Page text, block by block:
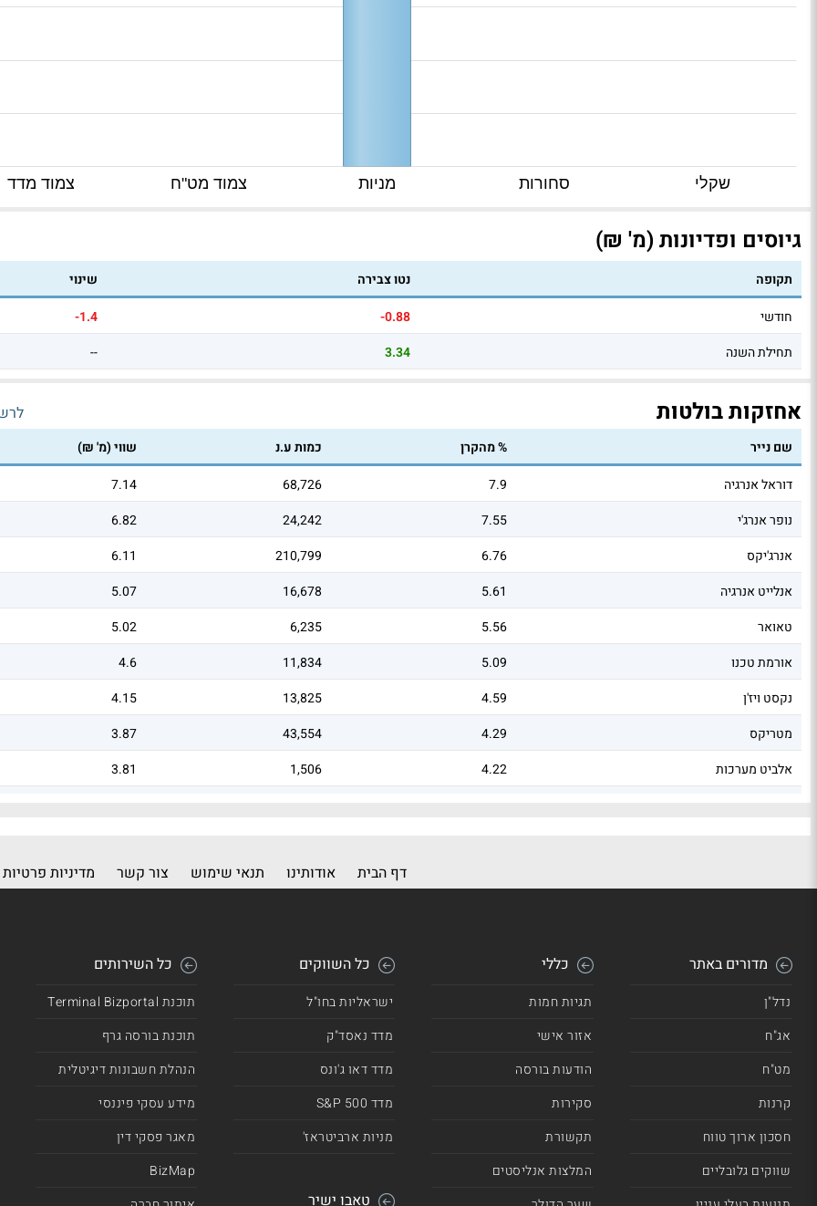
צמוד מדד צמוד מט"ח מניות סחורות שקלי
גיוסים ופדיונות (מ' ₪)
תקופה נטו צבירה
שינוי
חודשי
-0.88
-1.4
תחילת השנה
3.34
--
אחזקות בולטות
שם נייר % מהקרן כמות ע.נ
שווי (מ' ₪)
דוראל אנרגיה
7.9
68,726
7.14
נופר אנרג'י
7.55
24,242
6.82
אנרג'יקס
6.76
210,799
6.11
אנלייט אנרגיה
5.61
16,678
5.07
טאואר
5.56
6,235
5.02
אורמת טכנו
5.09
11,834
4.6
נקסט ויז'ן
4.59
13,825
4.15
מטריקס
4.29
43,554
3.87
אלביט מערכות
4.22
1,506
3.81
דף הבית אודותינו תנאי שימוש צור קשר מדיניות פרטיות
מדורים באתר
נדל"ן
אג"ח
מט"ח
קרנות
חסכון ארוך טווח
שווקים גלובליים
כללי
תגיות חמות
אזור אישי
הודעות בורסה
סקירות
תקשורת
המלצות אנליסטים
כל השווקים
ישראליות בחו"ל
מדד נאסד"ק
מדד דאו ג'ונס
מדד 500 S&P
מניות ארביטראז'
טאבו ישיר
כל השירותים
תוכנת Terminal Bizportal
תוכנת בורסה גרף
הנהלת חשבונות דיגיטלית
מידע עסקי פיננסי
מאגר פסקי דין
BizMap